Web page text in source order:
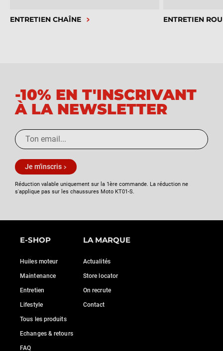
ENTRETIEN CHAÎNE ENTRETIEN
-10% EN T'INSCRIVANT
À LA NEWSLETTER
Je m'inscris
Réduction valable uniquement sur la 1ère commande. La réduction ne
s'applique pas sur les chaussures Moto KT01-S.
E-SHOP
Huiles moteur
Maintenance
Entretien
Lifestyle
Tous les produits
Echanges & retours
FAQ
LA MARQUE
Actualités
Store locator
On recrute
Contact